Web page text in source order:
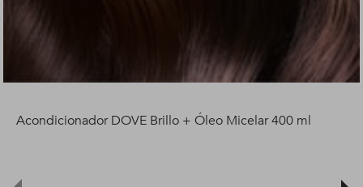
Acondicionador DOVE Brillo + Óleo Micelar 400 ml